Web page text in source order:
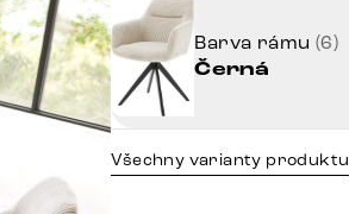
Barva rámu (6)
Černá
Všechny varianty produktu